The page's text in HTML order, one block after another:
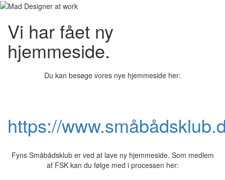
Vi har fået ny
hjemmeside.
Du kan besøge vores nye hjemmeside her:
https://
Fyns Småbådsklub er ved at lave ny hjemmeside. Som medlem
af FSK kan du følge med i processen her: